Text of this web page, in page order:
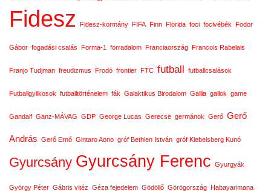
Fidesz Fidesz-kormány FIFA Finn Florida foci focivébék Fodor
Gábor fogadási csalás Forma-1 forradalom Franciaország Francois Rabelais
Franjo Tudjman freudizmus Frodó frontier FTC futball futballcsalások
Futballgyilkosok futballtörténelem fák Galaktikus Birodalom Gallia gallok game
Gandalf Ganz-MÁVAG GDP George Lucas Gerecse germánok Gerő Gerő
András Gerő Ernő Gintaro Aono gróf Bethlen István gróf Klebelsberg Kunó
Gyurcsány Gyurcsány Ferenc Gyurgyák
György Péter Gábris vitéz Géza fejedelem Gödöllő Görögország Habayarimana